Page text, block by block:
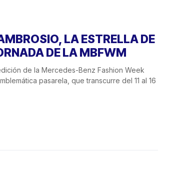
LA ESTRELLA DE
DE LA MBFWM
de la Mercedes-Benz Fashion Week
pasarela, que transcurre del 11 al 16